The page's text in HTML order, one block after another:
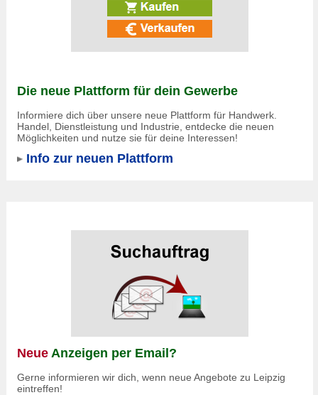
Die neue Plattform für dein Gewerbe
Informiere dich über unsere neue Plattform für Handwerk.
Handel, Dienstleistung und Industrie, entdecke die neuen
Möglichkeiten und nutze sie für deine Interessen!
Info zur neuen Plattform
Neue Anzeigen per Email?
Gerne informieren wir dich, wenn neue Angebote zu Leipzig
eintreffen!